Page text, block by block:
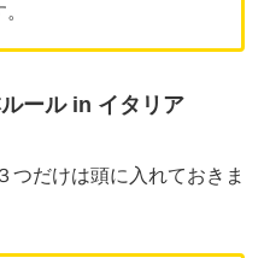
ール in イタリア
つだけは頭に入れておきま